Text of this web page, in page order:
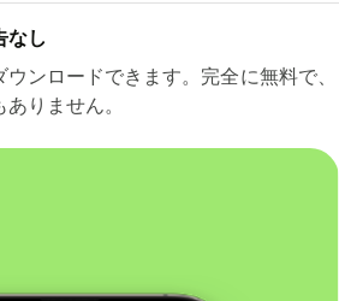
なし
ンロードできます。完全に無料で、
りません。